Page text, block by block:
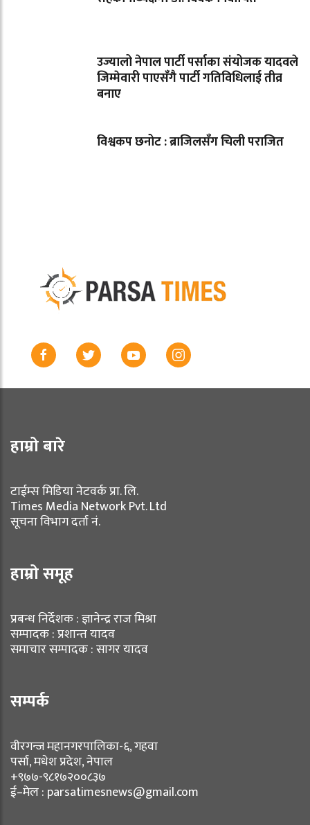
उज्यालो नेपाल पार्टी पर्साका संयोजक यादवले
जिम्मेवारी पाएसँगै पार्टी गतिविधिलाई तीव्र
बनाए
विश्वकप छनोट : ब्राजिलसँग चिली पराजित
हाम्रो बारे
टाईम्स मिडिया नेटवर्क प्रा. लि.
Times Media Network Pvt. Ltd
सूचना विभाग दर्ता नं.
हाम्रो समूह
प्रबन्ध निर्देशक : ज्ञानेन्द्र राज मिश्रा
सम्पादक : प्रशान्त यादव
समाचार सम्पादक : सागर यादव
सम्पर्क
वीरगन्ज महानगरपालिका-६, गहवा
पर्सा, मधेश प्रदेश, नेपाल
+९७७-९८१७२००८३७
ई–मेल : parsatimesnews@gmail.com